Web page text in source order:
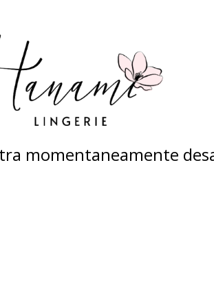
momentaneamente